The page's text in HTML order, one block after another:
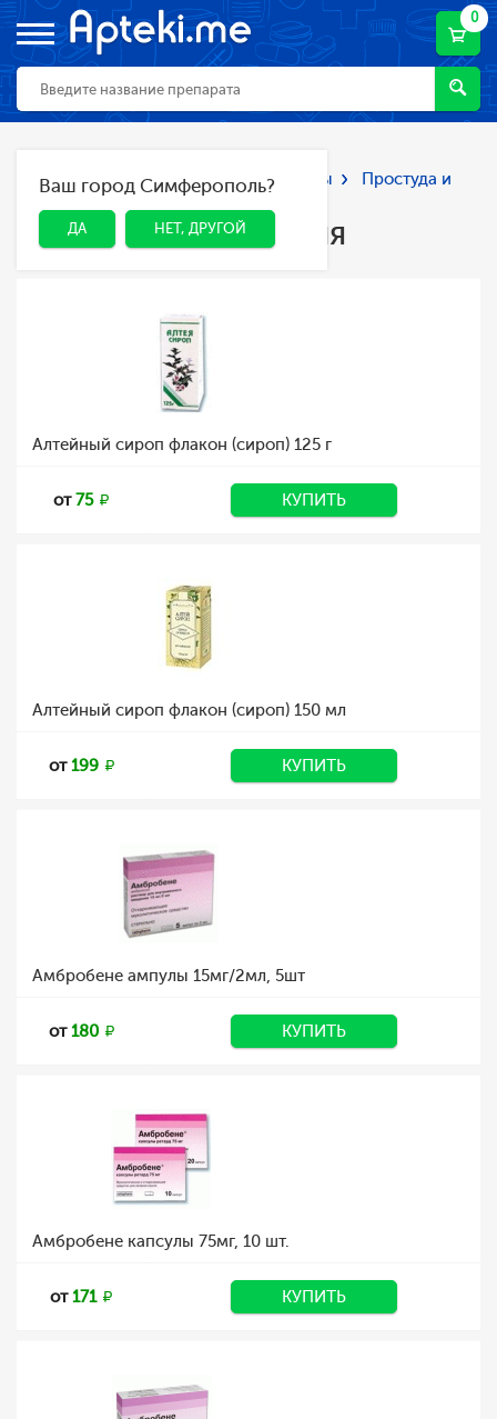
0
ДА НЕТ, ДРУГОЙ
Ваш город Симферополь?
ДА НЕТ, ДРУГОЙ
Главная Каталог Лекарства и БАДы
Простуда и
грипп
Препараты от кашля
Препараты от кашля
Алтейный сироп флакон (сироп) 125 г
от75 КУПИТЬ
Алтейный сироп флакон (сироп) 150 мл
от199 КУПИТЬ
Амбробене ампулы 15мг/2мл, 5шт
от180 КУПИТЬ
Амбробене капсулы 75мг, 10 шт.
от171 КУПИТЬ